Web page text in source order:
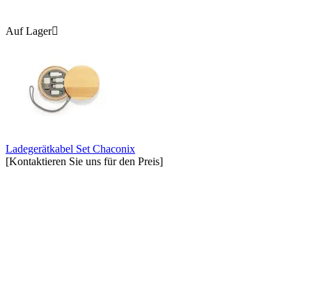
Auf Lager
Ladegerätkabel Set Chaconix
[Kontaktieren Sie uns für den Preis]